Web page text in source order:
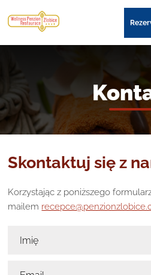
Skontaktuj się z
Korzystając z poniższego
mailem